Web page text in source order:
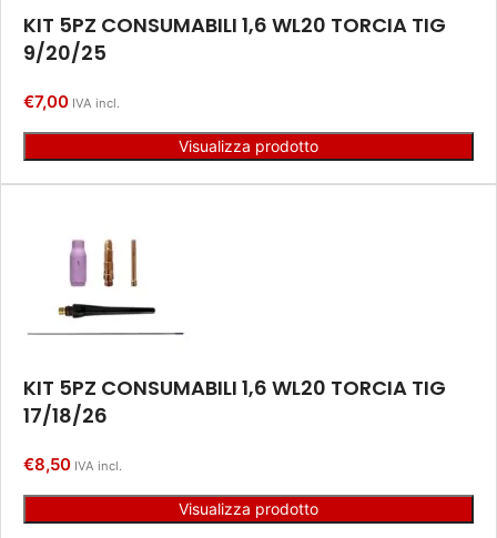
KIT 5PZ CONSUMABILI 1,6 WL20 TORCIA TIG
9/20/25
€7,00 IVA incl.
Visualizza prodotto
KIT 5PZ CONSUMABILI 1,6 WL20 TORCIA TIG
17/18/26
€8,50 IVA incl.
Visualizza prodotto